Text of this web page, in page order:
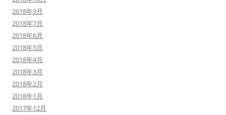
2018年9月
2018年7月
2018年6月
2018年5月
2018年4月
2018年3月
2018年2月
2018年1月
2017年12月